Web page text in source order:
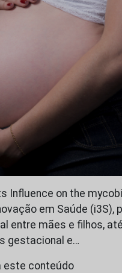
Influence on the
em Saúde (i3S),
entre mães e filhos,
gestacional e…
este conteúdo